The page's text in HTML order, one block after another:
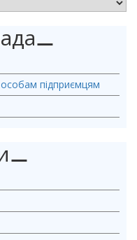
⚊
підприємцям
⚊